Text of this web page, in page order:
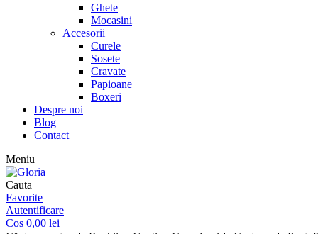
Ghete
Mocasini
Accesorii
Curele
Sosete
Cravate
Papioane
Boxeri
Despre noi
Blog
Contact
Meniu
Cauta
Favorite
Autentificare
Cos 0,00 lei